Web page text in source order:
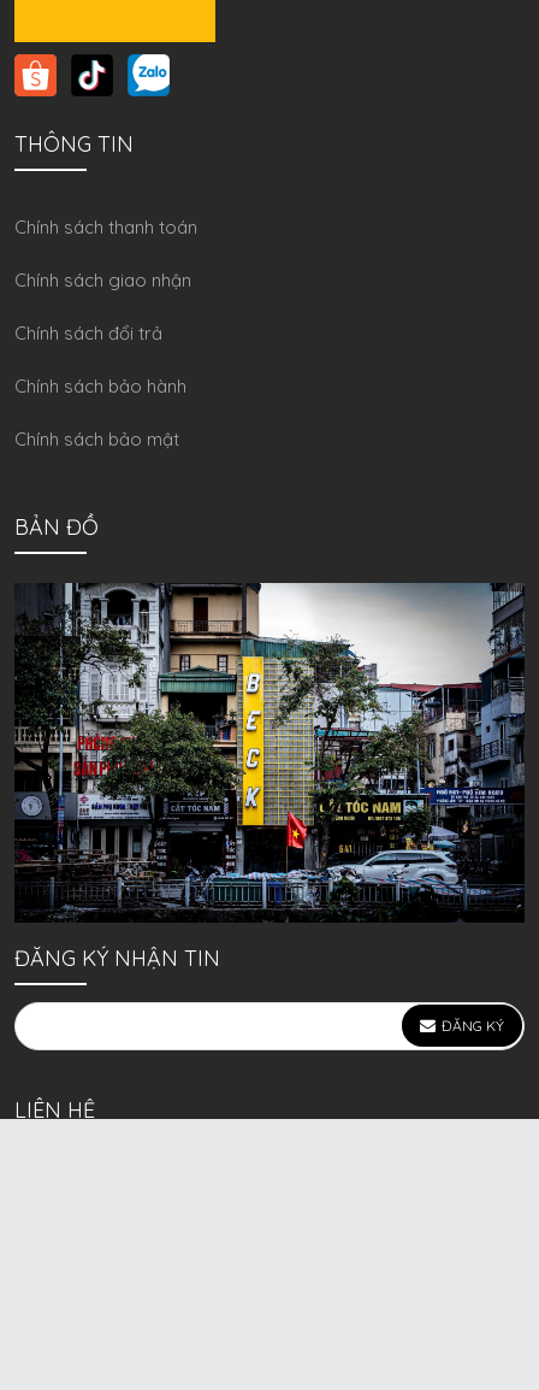
THÔNG TIN
Chính sách thanh toán
Chính sách giao nhận
Chính sách đổi trả
Chính sách bảo hành
Chính sách bảo mật
BẢN ĐỒ
ĐĂNG KÝ NHẬN TIN
ĐĂNG KÝ
LIÊN HỆ